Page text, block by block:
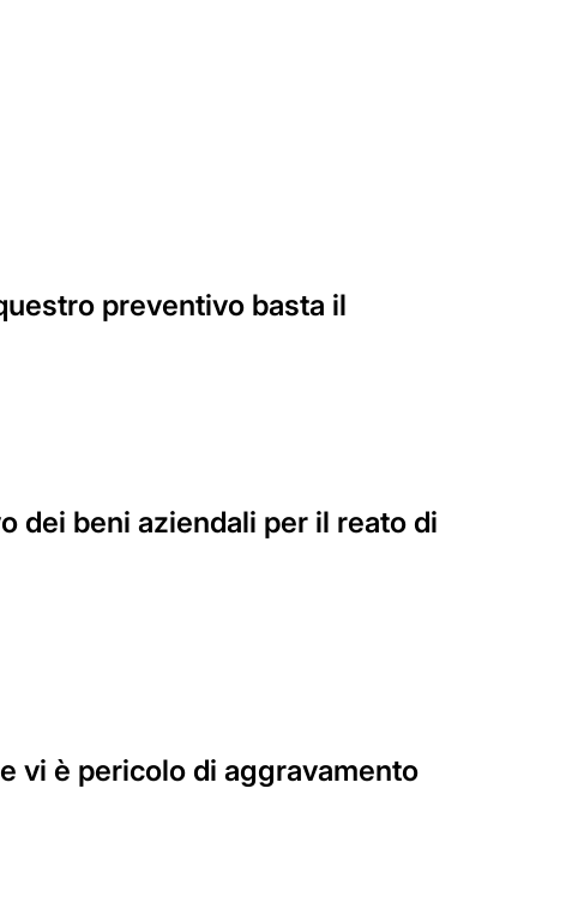
preventivo basta il
dei beni aziendali per il reato di
vi è pericolo di aggravamento